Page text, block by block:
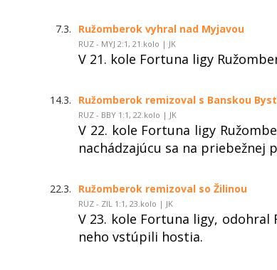
7.3. Ružomberok vyhral nad Myjavou
RUZ - MYJ 2:1, 21.kolo | JK
V 21. kole Fortuna ligy
14.3. Ružomberok remizoval s Banskou
RUZ - BBY 1:1, 22.kolo | JK
V 22. kole Fortuna ligy
nachádzajúcu sa na priebežnej
22.3. Ružomberok remizoval so Žilinou
RUZ - ZIL 1:1, 23.kolo | JK
V 23. kole Fortuna ligy, odohral
neho vstúpili hostia.